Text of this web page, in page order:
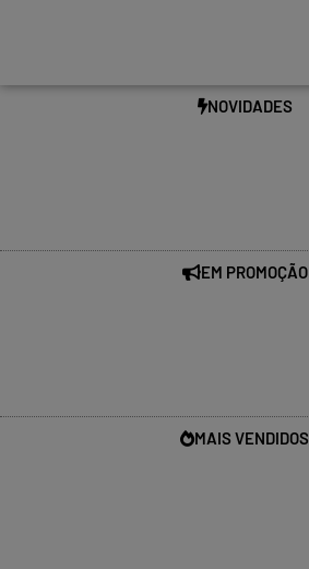
NOVIDADES
EM PROMOÇÃO
MAIS VENDIDOS